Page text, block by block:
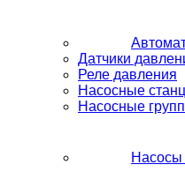
Датчики
Реле давления
Насосные
Насосные
Насосы